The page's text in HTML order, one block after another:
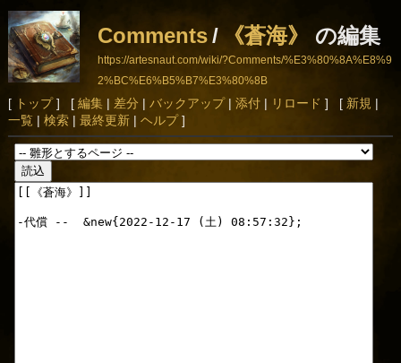
Comments/ 《蒼海》 の編集
https://artesnaut.com/wiki/?Comments/%E3%80%8A%E8%9
2%BC%E6%B5%B7%E3%80%8B
[ トップ] [ 編集| 差分 | バックアップ| 添付| リロード ] [ 新規 |
一覧| 検索| 最終更新| ヘルプ]